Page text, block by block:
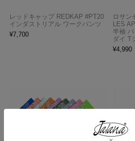
レッドキャップ REDKAP #PT20
インダストリアル ワークパンツ
¥7,700
ロサン
LES
半袖
ダイ T
¥4,990